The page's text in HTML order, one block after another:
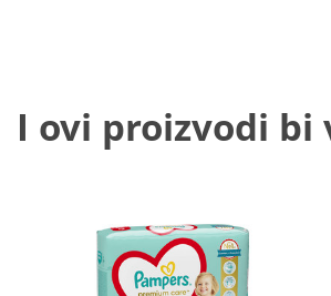
I ovi proizvodi bi